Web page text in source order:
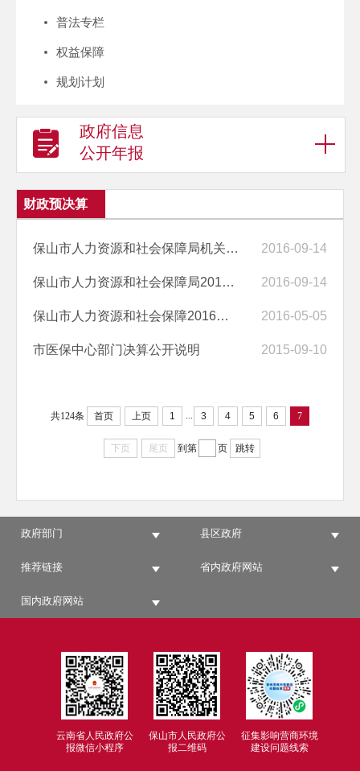
普法专栏
权益保障
规划计划
政府信息
公开年报
财政预决算
保山市人力资源和社会保障局机关2015年度部门决算报告 2016-09-14
保山市人力资源和社会保障局2015年度部门决算报告 2016-09-14
保山市人力资源和社会保障2016年部门预算编制说明 2016-05-05
市医保中心部门决算公开说明 2015-09-10
共124条 首页 上页 1 ... 3 4 5 6 7
下页 尾页 到第 页 跳转
政府部门 县区政府
推荐链接 省内政府网站
国内政府网站
云南省人民政府公
报微信小程序
保山市人民政府公
报二维码
征集影响营商环境
建设问题线索